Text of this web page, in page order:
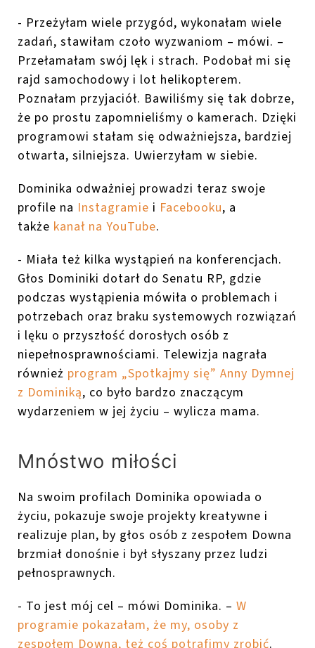
- Przeżyłam wiele przygód, wykonałam wiele
zadań, stawiłam czoło wyzwaniom – mówi. –
Przełamałam swój lęk i strach. Podobał mi się
rajd samochodowy i lot helikopterem.
Poznałam przyjaciół. Bawiliśmy się tak dobrze,
że po prostu zapomnieliśmy o kamerach. Dzięki
programowi stałam się odważniejsza, bardziej
otwarta, silniejsza. Uwierzyłam w siebie.
Dominika odważniej prowadzi teraz swoje
profile na Instagramie i Facebooku, a
także kanał na YouTube.
- Miała też kilka wystąpień na konferencjach.
Głos Dominiki dotarł do Senatu RP, gdzie
podczas wystąpienia mówiła o problemach i
potrzebach oraz braku systemowych rozwiązań
i lęku o przyszłość dorosłych osób z
niepełnosprawnościami. Telewizja nagrała
również program „Spotkajmy się” Anny Dymnej
z Dominiką, co było bardzo znaczącym
wydarzeniem w jej życiu – wylicza mama.
Mnóstwo miłości
Na swoim profilach Dominika opowiada o
życiu, pokazuje swoje projekty kreatywne i
realizuje plan, by głos osób z zespołem Downa
brzmiał donośnie i był słyszany przez ludzi
pełnosprawnych.
- To jest mój cel – mówi Dominika. – W
programie pokazałam, że my, osoby z
zespołem Downa, też coś potrafimy zrobić.